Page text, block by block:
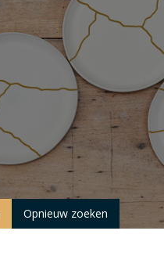
Opnieuw zoeken